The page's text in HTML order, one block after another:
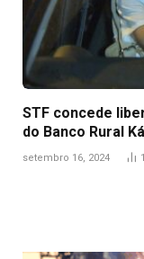
STF concede
do Banco Rural
setembro 16, 2024